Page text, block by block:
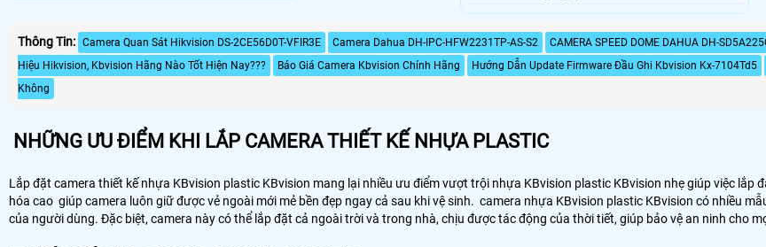
Thông Tin: Camera Quan Sát Hikvision DS-2CE56D0T-VFIR3E Camera Dahua DH-IPC-HFW2231TP-AS-S2 CAMERA SPEED DOME DAHUA DH-
Hiệu Hikvision, Kbvision Hãng Nào Tốt Hiện Nay???
Báo Giá Camera Kbvision Chính Hãng Hướng Dẫn Update Firmware Đầu Ghi Kbvision Kx-7104Td5
Không
NHỮNG ƯU ĐIỂM KHI LẮP CAMERA THIẾT KẾ NHỰA PLASTIC
Lắp đặt camera thiết kế nhựa KBvision plastic KBvision mang lại nhiều ưu điểm vượt trội nhựa KBvision plastic KBvision nhẹ giúp việc
hóa cao giúp camera luôn giữ được vẻ ngoài mới mẻ bền đẹp ngay cả sau khi vệ sinh. camera nhựa KBvision plastic KBvision có nhiều
của người dùng. Đặc biệt, camera này có thể lắp đặt cả ngoài trời và trong nhà, chịu được tác động của thời tiết, giúp bảo vệ an ninh cho